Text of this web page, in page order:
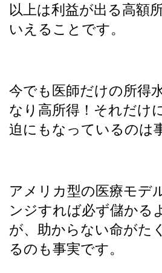
以上は利益が出る高額
いえることです。
今でも医師だけの所得
なり高所得！それだけ
迫にもなっているのは
アメリカ型の医療モデ
ンジすれば必ず儲かる
が、助からない命がた
るのも事実です。